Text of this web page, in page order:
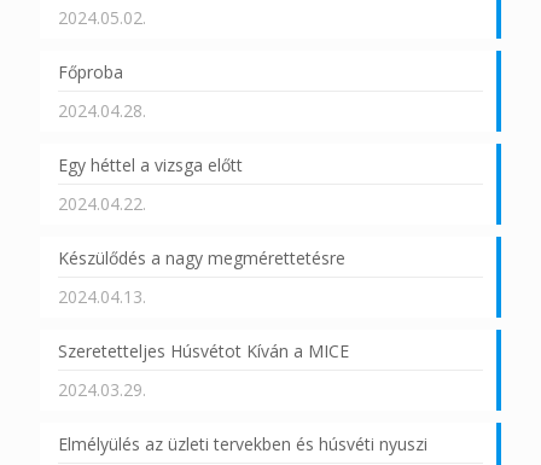
2024.05.02.
Főproba
2024.04.28.
Egy héttel a vizsga előtt
2024.04.22.
Készülődés a nagy megmérettetésre
2024.04.13.
Szeretetteljes Húsvétot Kíván a MICE
2024.03.29.
Elmélyülés az üzleti tervekben és húsvéti nyuszi